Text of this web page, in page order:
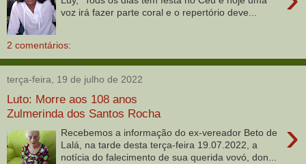
voz irá fazer parte coral e o repertório deve...
2 comentários:
terça-feira, 19 de julho de 2022
Luto: Morre aos 108 anos
Zulmerinda dos Santos Rocha
›
Recebemos a informação do ex-vereador Beto de
Lalá, na tarde desta terça-feira 19.07.2022, a
notícia do falecimento de sua querida vovó, don...